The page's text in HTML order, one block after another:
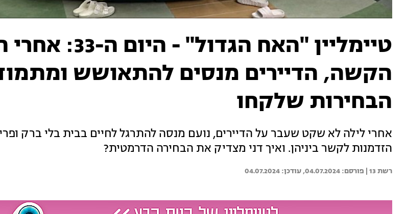
טיימליין "האח הגדול"
הקשה, הדיירים מנסים להתאושש
הבחירות שלקחו
אחרי לילה לא שקט שעבר על הדיירים, נועם מנסה להתרגל לחיים בבית בלי ברק
הזדמנות לקשר ביניהן. ואיך דני מצדיק את הבחירה הדרמטית?
רשת 13 | 04.07.2024
04.07.2024